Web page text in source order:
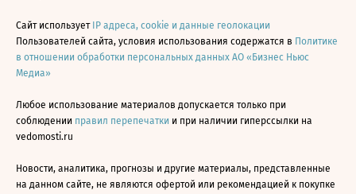
Сайт использует IP адреса, cookie и данные геолокации
Пользователей сайта, условия использования содержатся в Политике
в отношении обработки персональных данных АО «Бизнес Ньюс
Медиа»
Любое использование материалов допускается только при
соблюдении правил перепечатки и при наличии гиперссылки на
vedomosti.ru
Новости, аналитика, прогнозы и другие материалы, представленные
на данном сайте, не являются офертой или рекомендацией к покупке